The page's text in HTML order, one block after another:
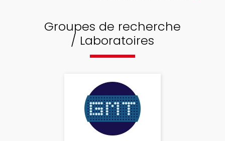
d
e
Groupes de recherche
/ Laboratoires